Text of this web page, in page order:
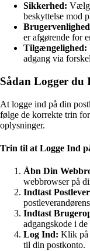
Sikkerhed: Vælg
beskyttelse mod
er afgørende for
Tilgængelighed:
adgang via
Sådan Logger du
At logge ind på din
følge de korrekte trin
oplysninger.
Trin til at Logge Ind
Åbn Din
webbrowser på
Indtast
Indtast
adgangskode i
Log Ind: Klik på
til din postkonto.